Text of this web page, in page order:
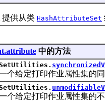
供从类 HashAttributeSet
中的方法
定打印作业属性集的同
定打印作业属性集的不